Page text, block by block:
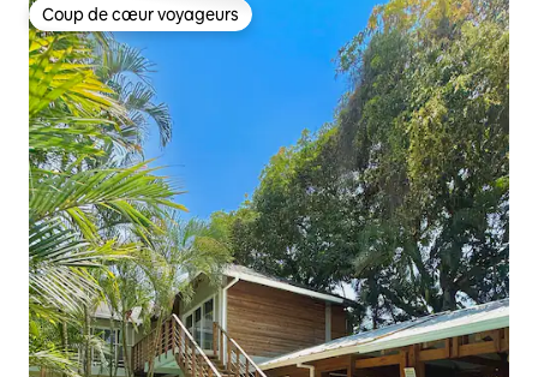
Coup de cœur voyageurs
Coup de cœur voyageurs